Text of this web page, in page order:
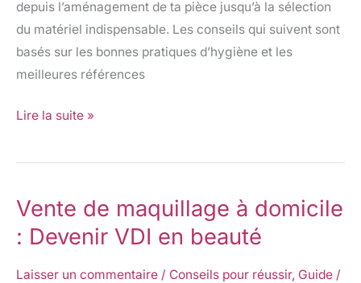
depuis l’aménagement de ta pièce jusqu’à la sélection
du matériel indispensable. Les conseils qui suivent sont
basés sur les bonnes pratiques d’hygiène et les
meilleures références
Lire la suite »
Vente de maquillage à domicile
: Devenir VDI en beauté
Laisser un commentaire / Conseils pour réussir, Guide /
Vente
maquillage
à